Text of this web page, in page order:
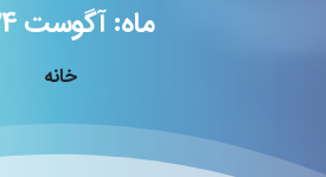
ماه: آگوست
خانه